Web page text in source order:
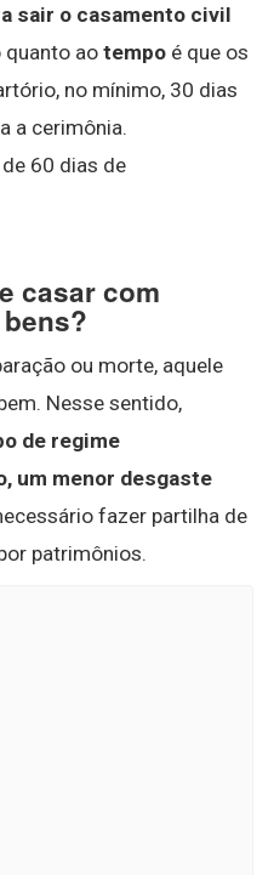
sair o casamento civil
quanto aotempo é que os
no mínimo, 30 dias
a cerimônia.
60 dias de
casar com
ou morte, aquele
Nesse sentido,
de regime
um menor desgaste
fazer partilha de
patrimônios.